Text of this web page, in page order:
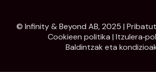
© Infinity & Beyond AB, 2025 |
Cookieen politika |
Baldintzak eta